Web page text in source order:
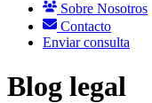
Sobre Nosotros
Contacto
Enviar consulta
Blog legal